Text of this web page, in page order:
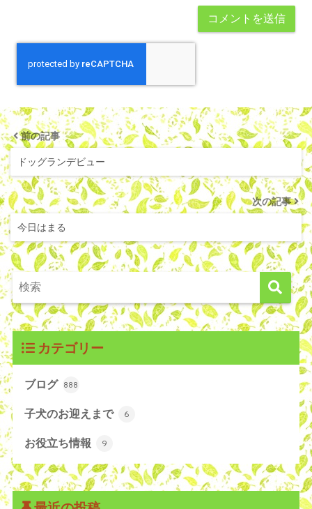
前の記事
ドッグランデビュー
次の記事
今日はまる
カテゴリー
ブログ 888
子犬のお迎えまで 6
お役立ち情報 9